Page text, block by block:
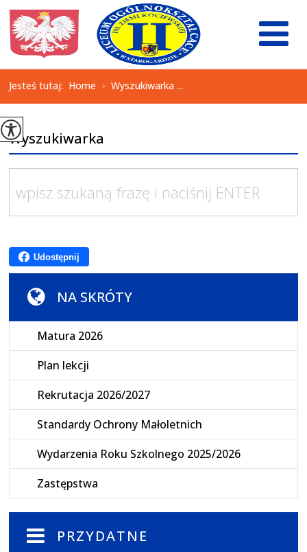
Jesteś tutaj: Home > Wyszukiwarka ...
Wyszukiwarka
Udostępnij
NA SKRÓTY
Matura 2026
Plan lekcji
Rekrutacja 2026/2027
Standardy Ochrony Małoletnich
Wydarzenia Roku Szkolnego 2025/2026
Zastępstwa
PRZYDATNE